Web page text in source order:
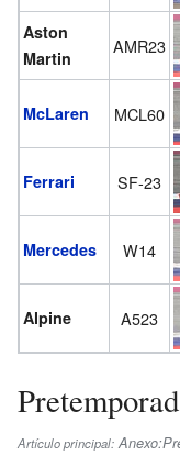
Aston
Martin
AMR23
McLaren MCL60
Ferrari SF-23
Mercedes W14
Alpine A523
Artículo principal: